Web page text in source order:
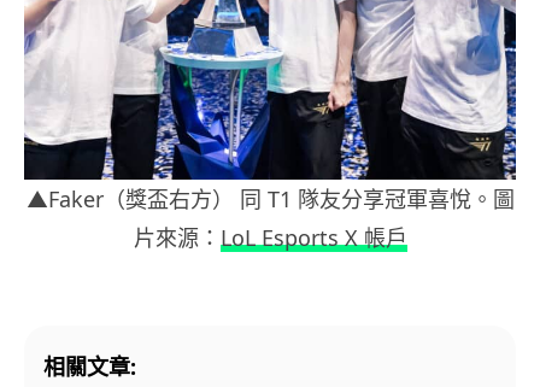
▲Faker（獎盃右方） 同 T1 隊友分享冠軍喜悅。圖
片來源： LoL Esports X 帳戶
相關文章: